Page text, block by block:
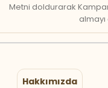
Metni doldurarak
almayı
Hakkımızda